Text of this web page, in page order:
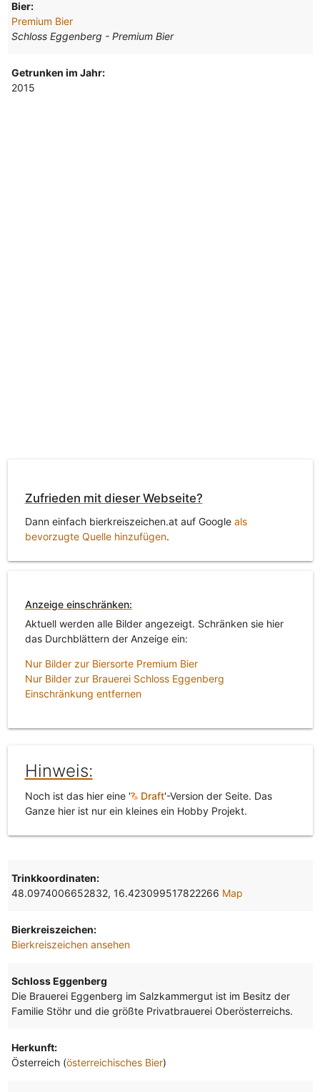
Bier:
Premium Bier
Schloss Eggenberg - Premium Bier
Getrunken im Jahr:
2015
Zufrieden mit dieser Webseite?
Dann einfach bierkreiszeichen.at auf Google als
bevorzugte Quelle hinzufügen.
Anzeige einschränken:
Aktuell werden alle Bilder angezeigt. Schränken sie hier
das Durchblättern der Anzeige ein:
Nur Bilder zur Biersorte Premium Bier
Nur Bilder zur Brauerei Schloss Eggenberg
Einschränkung entfernen
Hinweis:
Noch ist das hier eine ' Draft'-Version der Seite. Das
Ganze hier ist nur ein kleines ein Hobby Projekt.
Trinkkoordinaten:
48.0974006652832, 16.423099517822266 Map
Bierkreiszeichen:
Bierkreiszeichen ansehen
Schloss Eggenberg
Die Brauerei Eggenberg im Salzkammergut ist im Besitz der
Familie Stöhr und die größte Privatbrauerei Oberösterreichs.
Herkunft:
Österreich (österreichisches Bier)